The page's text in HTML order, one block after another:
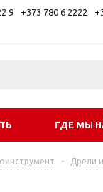
9 +373 780 6 2222
ГДЕ МЫ
- Дрели